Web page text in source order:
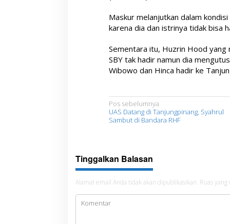
Maskur melanjutkan dalam
karena dia dan istrinya tidak bisa
Sementara itu, Huzrin Hood yang
SBY tak hadir namun dia
Wibowo dan Hinca hadir ke
N
a
g
a
s
i
Pos sebelumnya
UAS Datang di Tanjungpinang, Syahrul
Sambut di Bandara RHF
Tinggalkan Balasan
Alamat email Anda tidak akan dipublikasikan. Ruas